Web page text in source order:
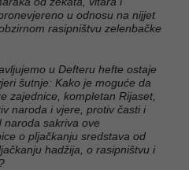
u odnosu na nijjet
rasipništvu zelenbačke
u Defteru hefte ostaje
šutnje: Kako je moguće da
zajednice, kompletan Rijaset,
naroda i vjere, protiv časti i
naroda sakriva ove
o pljačkanju sredstava od
hadžija, o rasipništvu i